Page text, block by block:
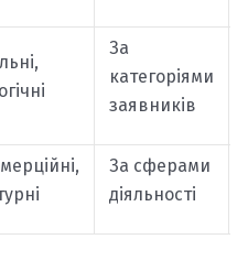
За
категоріями
заявників
За сферами
діяльності